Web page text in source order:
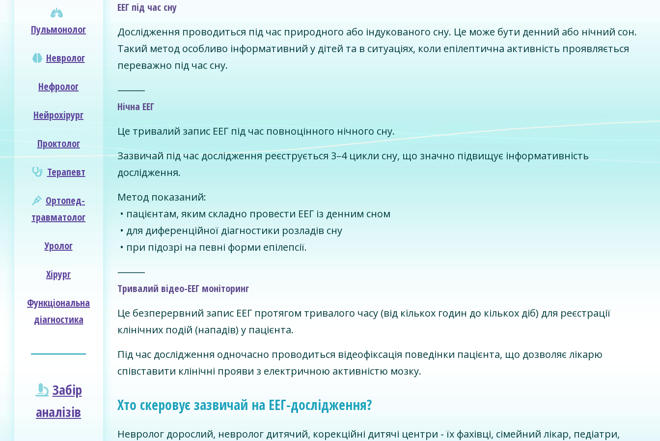
Пульмонолог
Невролог
Нефролог
Нейрохірург
Проктолог
Терапевт
Ортопед-
травматолог
Уролог
Хірург
Функціональна
діагностика
Забір
аналізів
ЕЕГ під час сну
Дослідження проводиться під час природного або індукованого сну. Це може бути денний або нічний сон.
Такий метод особливо інформативний у дітей та в ситуаціях, коли епілептична активність проявляється
переважно під час сну.
⸻
Нічна ЕЕГ
Це тривалий запис ЕЕГ під час повноцінного нічного сну.
Зазвичай під час дослідження реєструється 3–4 цикли сну, що значно підвищує інформативність
дослідження.
Метод показаний:
• пацієнтам, яким складно провести ЕЕГ із денним сном
• для диференційної діагностики розладів сну
• при підозрі на певні форми епілепсії.
⸻
Тривалий відео-ЕЕГ моніторинг
Це безперервний запис ЕЕГ протягом тривалого часу (від кількох годин до кількох діб) для реєстрації
клінічних подій (нападів) у пацієнта.
Під час дослідження одночасно проводиться відеофіксація поведінки пацієнта, що дозволяє лікарю
співставити клінічні прояви з електричною активністю мозку.
Хто скеровує зазвичай на ЕЕГ-дослідження?
Невролог дорослий, невролог дитячий, корекційні дитячі центри - їх фахівці, сімейний лікар, педіатри,